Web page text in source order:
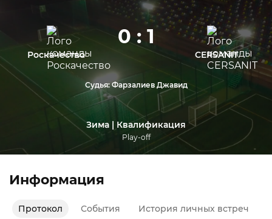
Роскачество
0 : 1
CERSANIT
Судья: Фарзалиев Джавид
Зима | Квалификация
Play-off
Информация
Протокол События История личных встреч